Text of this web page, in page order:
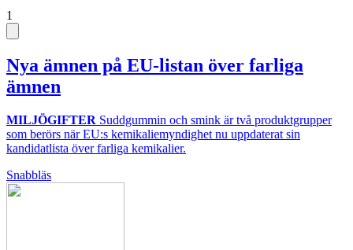
1
Nya ämnen på EU-listan över farliga
ämnen
MILJÖGIFTER Suddgummin och smink är två produktgrupper
som berörs när EU:s kemikaliemyndighet nu uppdaterat sin
kandidatlista över farliga kemikalier.
Snabbläs